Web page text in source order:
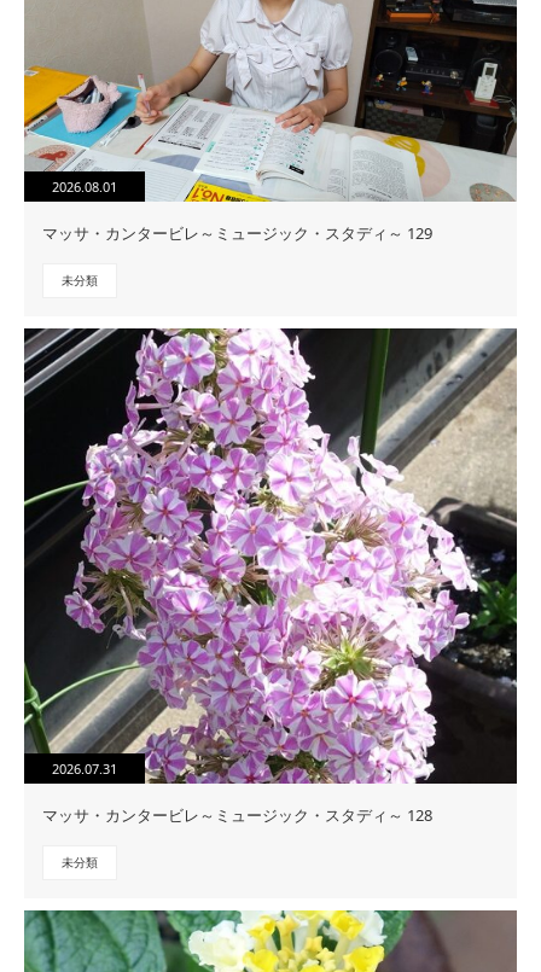
2026.08.01
マッサ・カンタービレ～ミュージック・スタディ～ 129
未分類
2026.07.31
マッサ・カンタービレ～ミュージック・スタディ～ 128
未分類